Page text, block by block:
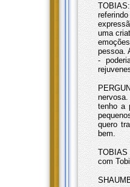
uma
pessoa.
-
tenho a
quero
bem.
com